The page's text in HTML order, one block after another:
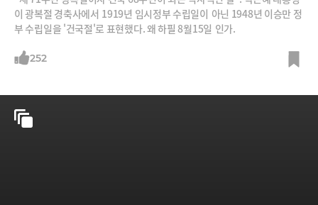
이 광복절 경축사에서 1919년 임시정부 수립일이 아닌 1948년 이승만 정
부 수립일을 '건국절'로 표현했다. 왜 하필 8월15일 인가.
252